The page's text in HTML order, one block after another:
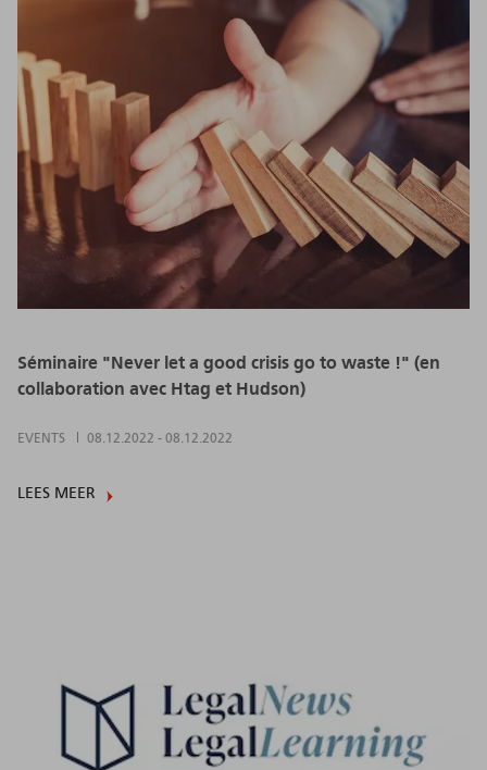
Séminaire "Never let a good crisis go to waste !" (en
collaboration avec Htag et Hudson)
EVENTS 08.12.2022 - 08.12.2022
LEES MEER